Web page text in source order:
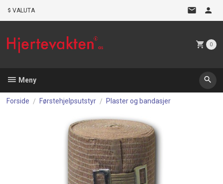
VALUTA
0
Meny
Forside Førstehjelpsutstyr Plaster og bandasjer